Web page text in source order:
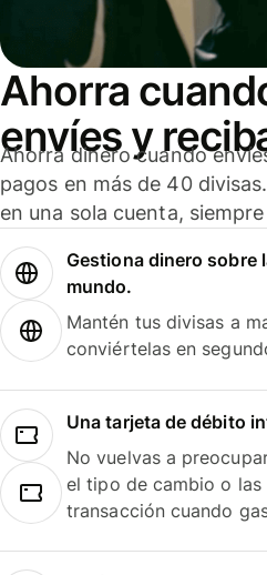
Ahorra
envíes y
Ahorra dinero cuando
pagos en más de 40
en una sola cuenta,
Gestiona dinero sobre
mundo.
Mantén tus divisas a
conviértelas en
Una tarjeta de débito
No vuelvas a
el tipo de cambio o
transacción cuando